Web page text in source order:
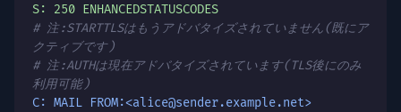
S: 250 ENHANCEDSTATUSCODES
# 注:STARTTLSはもうアドバタイズされていません(既にア
クティブです)
# 注:AUTHは現在アドバタイズされています(TLS後にのみ
利用可能)
C: MAIL FROM:<alice@sender.example.net>